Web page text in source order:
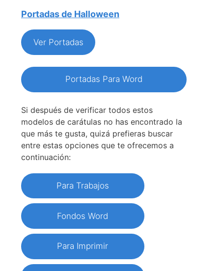
Portadas de Halloween
Ver Portadas
Portadas Para Word
Si después de verificar todos estos
modelos de carátulas no has encontrado la
que más te gusta, quizá prefieras buscar
entre estas opciones que te ofrecemos a
continuación:
Para Trabajos
Fondos Word
Para Imprimir